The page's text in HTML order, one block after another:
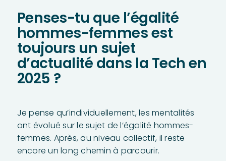
Penses-tu que l’égalité
hommes-femmes est
toujours un sujet
d’actualité dans la Tech en
2025 ?
Je pense qu’individuellement, les mentalités
ont évolué sur le sujet de l’égalité hommes-
femmes. Après, au niveau collectif, il reste
encore un long chemin à parcourir.